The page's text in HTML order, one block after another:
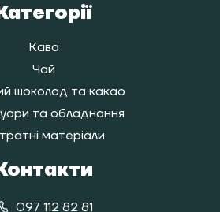
Кава
Чай
шоколад та какао
та обладнання
матеріали
097 112 82 81